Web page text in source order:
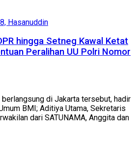
hingga Setneg Kawal Ketat
Peralihan UU Polri Nomor
berlangsung di Jakarta tersebut, hadir
BMI; Aditiya Utama, Sekretaris
dari SATUNAMA, Anggita dan